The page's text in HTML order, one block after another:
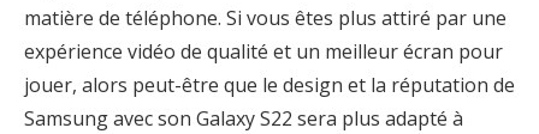
matière de téléphone. Si vous êtes plus attiré par une
expérience vidéo de qualité et un meilleur écran pour
jouer, alors peut-être que le design et la réputation de
Samsung avec son Galaxy S22 sera plus adapté à